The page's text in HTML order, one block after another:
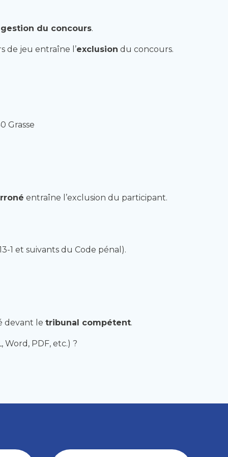
gestion du concours.
de jeu entraîne l’exclusion du concours.
Grasse
entraîne l’exclusion du participant.
1 et suivants du Code pénal).
devant le tribunal compétent.
PDF, etc.) ?